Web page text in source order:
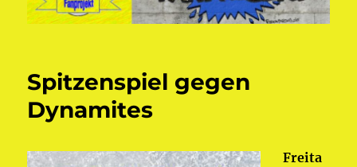
Spitzenspiel gegen
Dynamites
Freita